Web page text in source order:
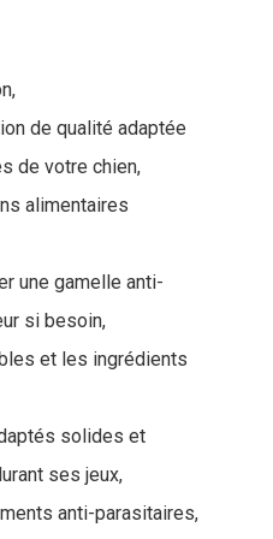
de qualité adaptée
de votre chien,
alimentaires
une gamelle anti-
si besoin,
et les ingrédients
solides et
ses jeux,
anti-parasitaires,